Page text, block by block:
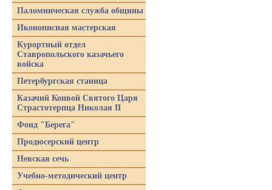
Паломническая служба общины
Иконописная мастерская
Курортный отдел
Ставропольского казачьего
войска
Петербургская станица
Казачий Конвой Святого Царя
Страстотерпца Николая II
Фонд "Берега"
Продюсерский центр
Невская сечь
Учебно-методический центр